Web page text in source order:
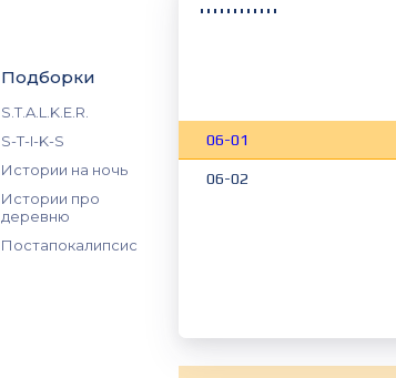
Подборки
S.T.A.L.K.E.R.
S-T-I-K-S
Истории на ночь
Истории про
деревню
Постапокалипсис
06-01
06-02